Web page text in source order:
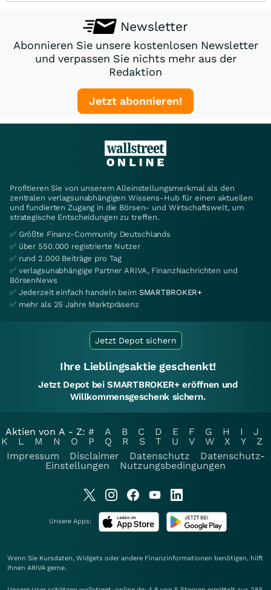
Newsletter
Abonnieren Sie unsere kostenlosen Newsletter
und verpassen Sie nichts mehr aus der
Redaktion
Jetzt abonnieren!
Profitieren Sie von unserem Alleinstellungsmerkmal als den
zentralen verlagsunabhängigen Wissens-Hub für einen aktuellen
und fundierten Zugang in die Börsen- und Wirtschaftswelt, um
strategische Entscheidungen zu treffen.
✅ Größte Finanz-Community Deutschlands
✅ über 550.000 registrierte Nutzer
✅ rund 2.000 Beiträge pro Tag
✅ verlagsunabhängige Partner ARIVA, FinanzNachrichten und
BörsenNews
✅ Jederzeit einfach handeln beim SMARTBROKER+
✅ mehr als 25 Jahre Marktpräsenz
Jetzt Depot sichern
Ihre Lieblingsaktie geschenkt!
Jetzt Depot bei SMARTBROKER+ eröffnen und
Willkommensgeschenk sichern.
Aktien von A - Z: # A B C D E F G H I
J
K
L M N O P Q R S T U V W X Y
Z
Impressum
Disclaimer Datenschutz
Datenschutz-
Einstellungen
Nutzungsbedingungen
Unsere Apps:
Wenn Sie Kursdaten, Widgets oder andere Finanzinformationen benötigen, hilft
Ihnen ARIVA gerne.